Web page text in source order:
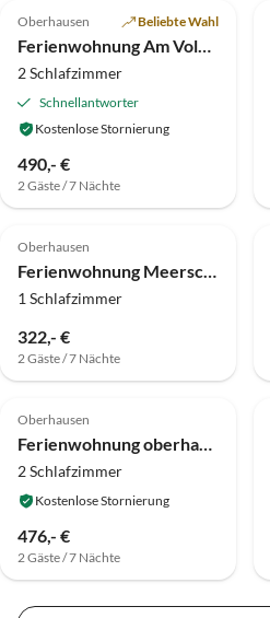
Oberhausen Beliebte Wahl
Ferienwohnung Am Volksgarten in Oberhausen
2 Schlafzimmer
Schnellantworter
Kostenlose Stornierung
490,- €
2 Gäste / 7 Nächte
5.0 (2)
Oberhausen
Ferienwohnung Meerschiff
1 Schlafzimmer
322,- €
2 Gäste / 7 Nächte
5.0 (2)
Oberhausen
Ferienwohnung oberhausen
2 Schlafzimmer
Kostenlose Stornierung
476,- €
2 Gäste / 7 Nächte